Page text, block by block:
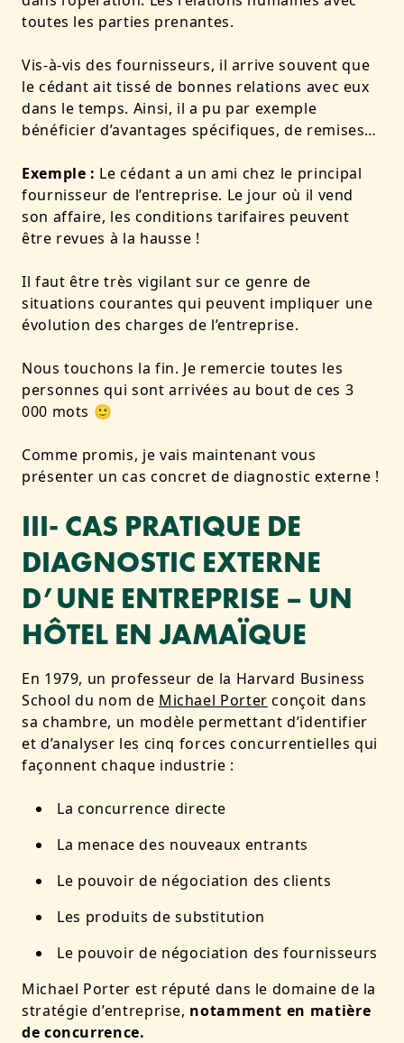
toutes les parties prenantes.
Vis-à-vis des fournisseurs, il arrive souvent que
le cédant ait tissé de bonnes relations avec eux
dans le temps. Ainsi, il a pu par exemple
bénéficier d’avantages spécifiques, de remises…
Exemple : Le cédant a un ami chez le principal
fournisseur de l’entreprise. Le jour où il vend
son affaire, les conditions tarifaires peuvent
être revues à la hausse !
Il faut être très vigilant sur ce genre de
situations courantes qui peuvent impliquer une
évolution des charges de l’entreprise.
Nous touchons la fin. Je remercie toutes les
personnes qui sont arrivées au bout de ces 3
000 mots 🙂
Comme promis, je vais maintenant vous
présenter un cas concret de diagnostic externe !
III- CAS PRATIQUE DE
DIAGNOSTIC EXTERNE
D’UNE ENTREPRISE – UN
HÔTEL EN JAMAÏQUE
En 1979, un professeur de la Harvard Business
School du nom de Michael Porter conçoit dans
sa chambre, un modèle permettant d’identifier
et d’analyser les cinq forces concurrentielles qui
façonnent chaque industrie :
La concurrence directe
La menace des nouveaux entrants
Le pouvoir de négociation des clients
Les produits de substitution
Le pouvoir de négociation des fournisseurs
Michael Porter est réputé dans le domaine de la
stratégie d’entreprise, notamment en matière
de concurrence.